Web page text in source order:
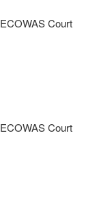
ECOWAS Court
ECOWAS Court